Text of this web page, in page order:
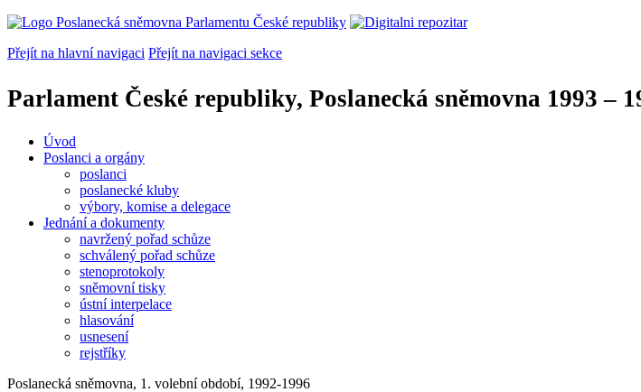
Přejít na hlavní navigaci Přejít na navigaci sekce
Parlament České republiky, Poslanecká sněmovna 1993 –
Úvod
Poslanci a orgány
poslanci
poslanecké kluby
výbory, komise a delegace
Jednání a dokumenty
navržený pořad schůze
schválený pořad schůze
stenoprotokoly
sněmovní tisky
ústní interpelace
hlasování
usnesení
rejstříky
Poslanecká sněmovna, 1. volební období, 1992-1996